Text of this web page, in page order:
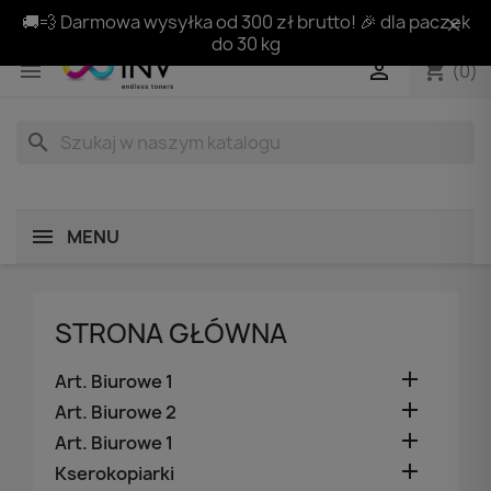
🚚💨 Darmowa wysyłka od 300 zł brutto! 🎉 dla paczek
do 30 kg
 shopping_cart(0)

search
MENU
STRONA GŁÓWNA
Art. Biurowe 1 
Art. Biurowe 2 
Art. Biurowe 1 
Kserokopiarki 